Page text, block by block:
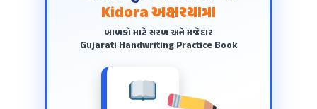
Kidora અક્ષરયાત્રા
બાળકો માટે સરળ અને મજેદાર
Gujarati Handwriting Practice Book